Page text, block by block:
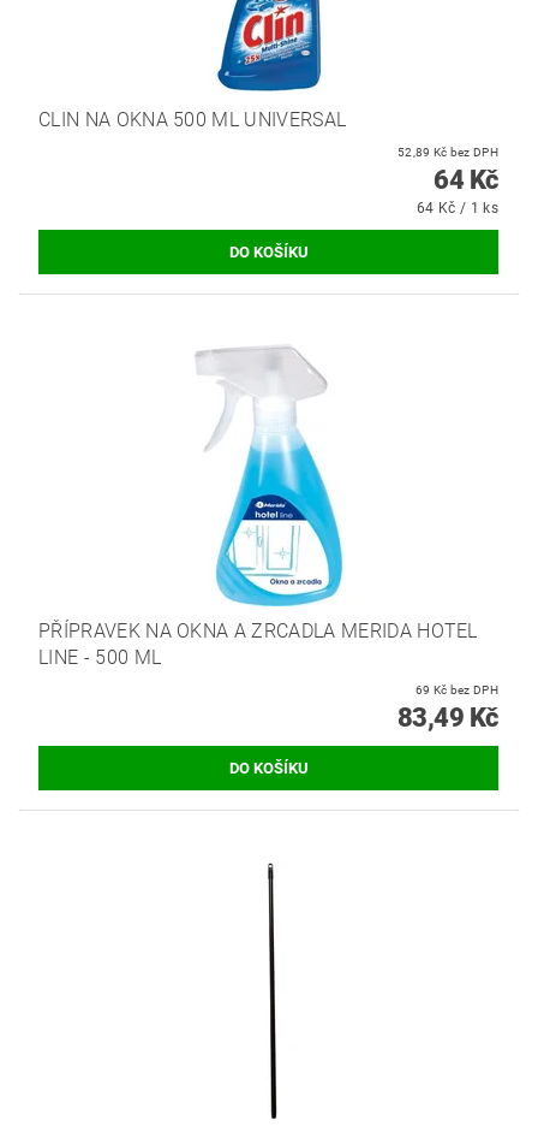
CLIN NA OKNA 500 ML UNIVERSAL
52,89 Kč bez DPH
64 Kč
64 Kč / 1 ks
PŘÍPRAVEK NA OKNA A ZRCADLA MERIDA HOTEL
LINE - 500 ML
69 Kč bez DPH
83,49 Kč